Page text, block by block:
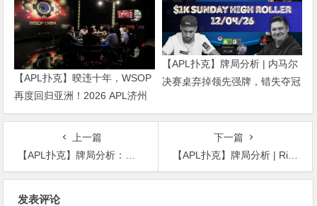
【APL扑克】暌违十年，WSOP
再度回归亚洲！2026 APL济州
站6月19-28日盛大登场！
【APL扑克】牌局分析 | 内马尔
决赛桌弃掉领先强牌，错失夺冠
上一篇
【APL扑克】牌局分析：来看看Doug Polk是如何应对翻牌圈加注的？
下一篇
【APL扑克】牌局分析 | Rick Salomon的口袋K被”坑杀”在893,000的彩池里
发表评论